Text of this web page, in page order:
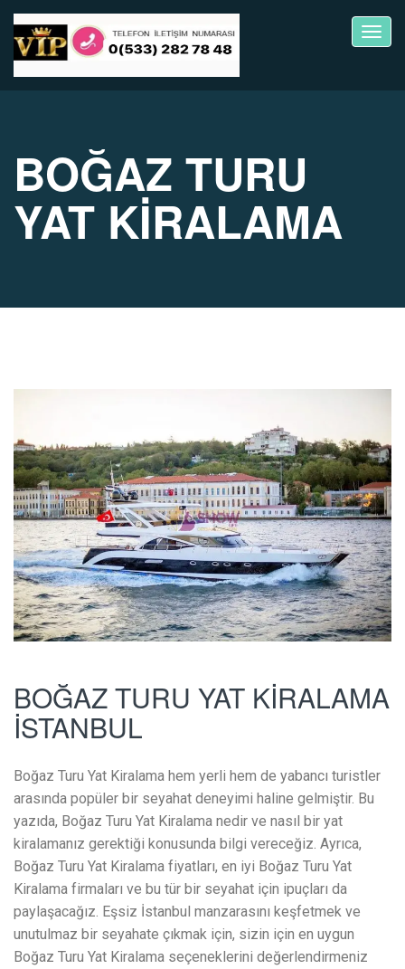
BOĞAZ TURU
YAT KİRALAMA
BOĞAZ TURU YAT KİRALAMA
İSTANBUL
Boğaz Turu Yat Kiralama hem yerli hem de yabancı turistler
arasında popüler bir seyahat deneyimi haline gelmiştir. Bu
yazıda, Boğaz Turu Yat Kiralama nedir ve nasıl bir yat
kiralamanız gerektiği konusunda bilgi vereceğiz. Ayrıca,
Boğaz Turu Yat Kiralama fiyatları, en iyi Boğaz Turu Yat
Kiralama firmaları ve bu tür bir seyahat için ipuçları da
paylaşacağız. Eşsiz İstanbul manzarasını keşfetmek ve
unutulmaz bir seyahate çıkmak için, sizin için en uygun
Boğaz Turu Yat Kiralama seçeneklerini değerlendirmeniz